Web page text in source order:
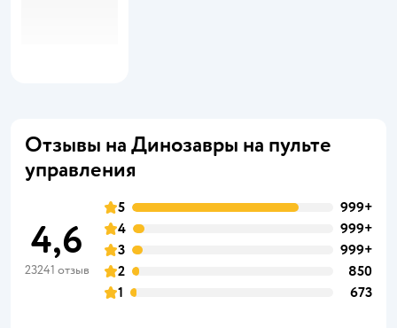
Отзывы на Динозавры на пульте
управления
4,6
23241 отзыв
5
999+
4
999+
3
999+
2
850
1
673